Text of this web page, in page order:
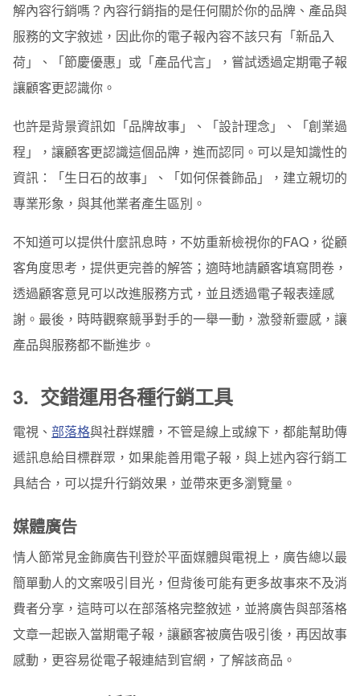
解內容行銷嗎？內容行銷指的是任何關於你的品牌、產品與
服務的文字敘述，因此你的電子報內容不該只有「新品入
荷」、「節慶優惠」或「產品代言」，嘗試透過定期電子報
讓顧客更認識你。
也許是背景資訊如「品牌故事」、「設計理念」、「創業過
程」，讓顧客更認識這個品牌，進而認同。可以是知識性的
資訊：「生日石的故事」、「如何保養飾品」，建立親切的
專業形象，與其他業者產生區別。
不知道可以提供什麼訊息時，不妨重新檢視你的FAQ ，從顧
客角度思考，提供更完善的解答；適時地請顧客填寫問卷 ，
透過顧客意見可以改進服務方式，並且透過電子報表達感
謝。最後，時時觀察競爭對手的一舉一動，激發新靈感，讓
產品與服務都不斷進步。
3. 交錯運用各種行銷工具
電視、 部落格與社群媒體，不管是線上或線下，都能幫助傳
遞訊息給目標群眾，如果能善用電子報，與上述內容行銷工
具結合，可以提升行銷效果，並帶來更多瀏覽量。
媒體廣告
情人節常見金飾廣告刊登於平面媒體與電視上，廣告總以最
簡單動人的文案吸引目光，但背後可能有更多故事來不及消
費者分享，這時可以在部落格完整敘述，並將廣告與部落格
文章一起嵌入當期電子報，讓顧客被廣告吸引後，再因故事
感動，更容易從電子報連結到官網，了解該商品。